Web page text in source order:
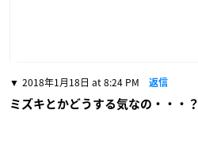
2018年1月18日 at 8:24 PM 返信
ミズキとかどうする気なの・・・？